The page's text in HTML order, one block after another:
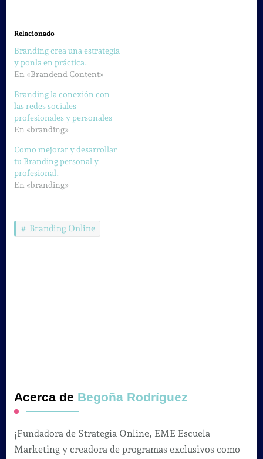
Relacionado
Branding crea una estrategia
y ponla en práctica.
En «Brandend Content»
Branding la conexión con
las redes sociales
profesionales y personales
En «branding»
Como mejorar y desarrollar
tu Branding personal y
profesional.
En «branding»
Branding Online
Acerca de Begoña Rodríguez
¡Fundadora de Strategia Online, EME Escuela
Marketing y creadora de programas exclusivos como